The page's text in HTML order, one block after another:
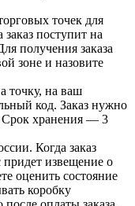
точек для
поступит на
получения заказа
зоне и назовите
точку, на ваш
код. Заказ нужно
Срок хранения — 3
Когда заказ
придет извещение о
оценить состояние
коробку